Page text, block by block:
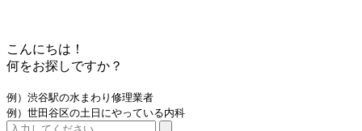
こんにちは！
何をお探しですか？
例）渋谷駅の水まわり修理業者
例）世田谷区の土日にやっている内科